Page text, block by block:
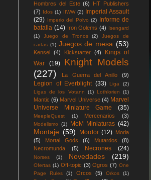
Hombres del Este (6)
HT Publishers
(7) Idos (1) IIWW (2)
Imperial Assault
(29) Imperio del Polvo (2)
Informe de
batalla (14) Iron Golems (4) Isengard
(1)
Juego de Tronos (2)
Juegos de
cartas (1) Juegos de mesa (53)
Kensei (4) Kickstarter (4)
Kings of
War
(19)
Knight Models
(227)
La Guerra del Anillo (9)
Legion of Everblight (33) Liga
(2)
Ligas de los Votann
(1) Lothlorien (1)
Mantic (6) Marvel Universe (4) Marvel
Universe Miniature Game
(35)
MeepleQuest (1) Mercenarios (3)
Modelismo (1) MoM Miniaturas (42)
Montaje (59) Mordor (12) Moria
(5)
Mortal Gods (6) Mutardos
(8)
Necromunda
(5) Necrones (24)
Norses (1) Novedades (219)
Ofertas (1) Off-topic (3) Ogros (7) One
Page Rules
(1) Orcos (5) Orkos
(1)